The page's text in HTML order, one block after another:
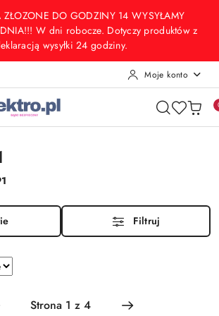
głównej
konto
głównego
DO GODZINY 14 WYSYŁAMY
W dni robocze. Dotyczy produktów z
wysyłki 24 godziny.
Moje konto
Filtruj